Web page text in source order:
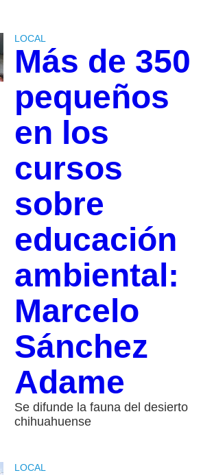
LOCAL
Más de 350
pequeños
en los
cursos
sobre
educación
ambiental:
Marcelo
Sánchez
Adame
Se difunde la fauna del desierto
chihuahuense
LOCAL